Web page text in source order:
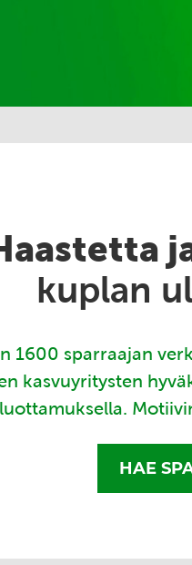
kuplan
1600 sparraajan
kasvuyritysten
HAE